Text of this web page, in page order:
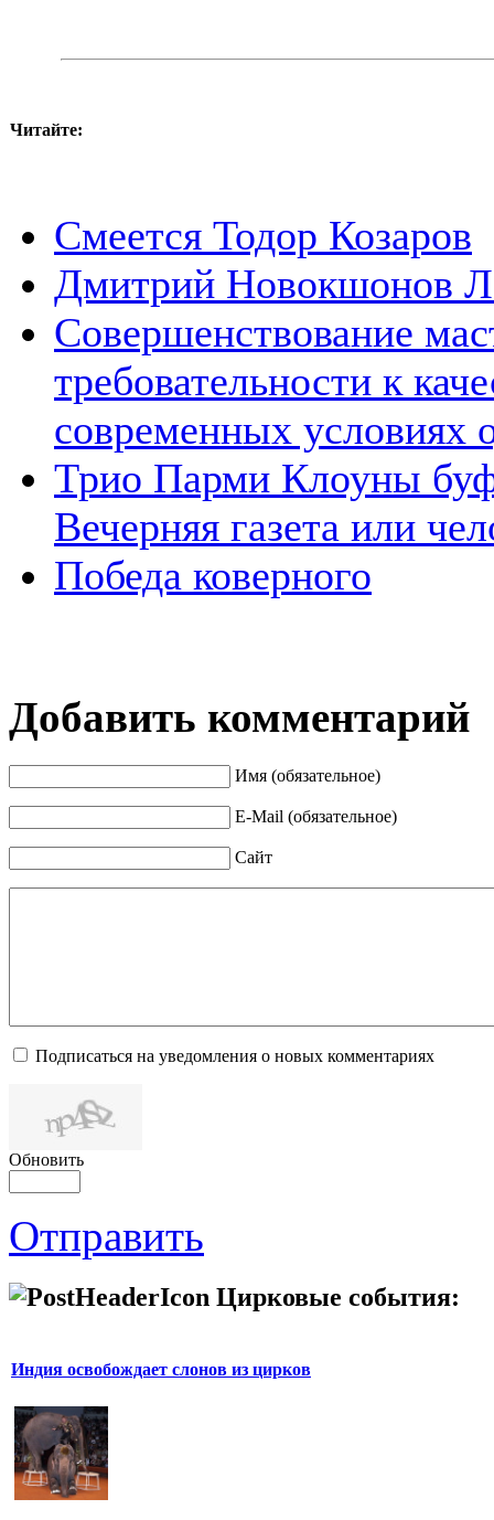
Читайте:
Смеется Тодор Козаров
Дмитрий
Совершенствование
требовательности к
современных условиях
Трио Парми Клоуны
Вечерняя газета или
Победа коверного
Добавить комментарий
Имя (обязательное)
E-Mail (обязательное)
Сайт
Подписаться на уведомления о новых комментариях
Обновить
Отправить
Цирковые события:
Индия освобождает слонов из цирков